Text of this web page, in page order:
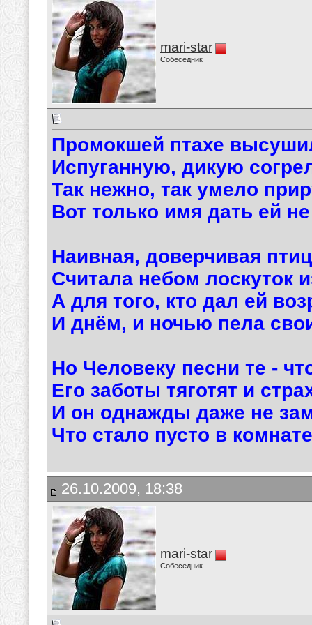
mari-star
Собеседник
Промокшей птахе
Испуганную, дикую
Так нежно, так умело
Вот только имя дать ей
Наивная, доверчивая
Считала небом лоскуток
А для того, кто дал ей
И днём, и ночью пела
Но Человеку песни те -
Его заботы тяготят и
И он однажды даже не
Что стало пусто в
26.10.2009, 18:38
mari-star
Собеседник